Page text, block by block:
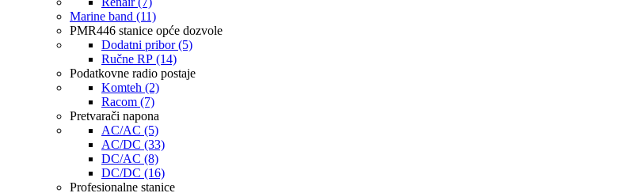
Marine band (11)
PMR446 stanice opće dozvole
Dodatni pribor (5)
Ručne RP (14)
Podatkovne radio postaje
Komteh (2)
Racom (7)
Pretvarači napona
AC/AC (5)
AC/DC (33)
DC/AC (8)
DC/DC (16)
Profesionalne stanice